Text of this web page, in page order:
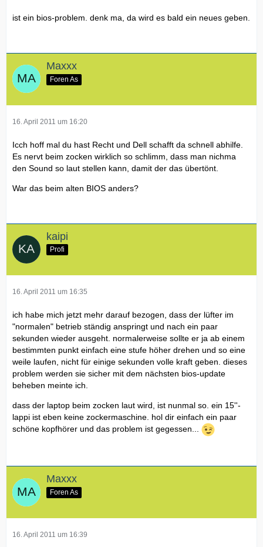
ist ein bios-problem. denk ma, da wird es bald ein neues geben.
Maxxx
Foren As
16. April 2011 um 16:20
Icch hoff mal du hast Recht und Dell schafft da schnell abhilfe.
Es nervt beim zocken wirklich so schlimm, dass man nichma
den Sound so laut stellen kann, damit der das übertönt.
War das beim alten BIOS anders?
kaipi
Profi
16. April 2011 um 16:35
ich habe mich jetzt mehr darauf bezogen, dass der lüfter im
"normalen" betrieb ständig anspringt und nach ein paar
sekunden wieder ausgeht. normalerweise sollte er ja ab einem
bestimmten punkt einfach eine stufe höher drehen und so eine
weile laufen, nicht für einige sekunden volle kraft geben. dieses
problem werden sie sicher mit dem nächsten bios-update
beheben meinte ich.
dass der laptop beim zocken laut wird, ist nunmal so. ein 15''-
lappi ist eben keine zockermaschine. hol dir einfach ein paar
schöne kopfhörer und das problem ist gegessen...
Maxxx
Foren As
16. April 2011 um 16:39